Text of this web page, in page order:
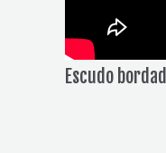
Escudo